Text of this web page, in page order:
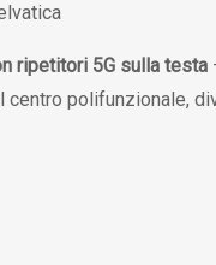
ripetitori 5G sulla testa
centro polifunzionale,